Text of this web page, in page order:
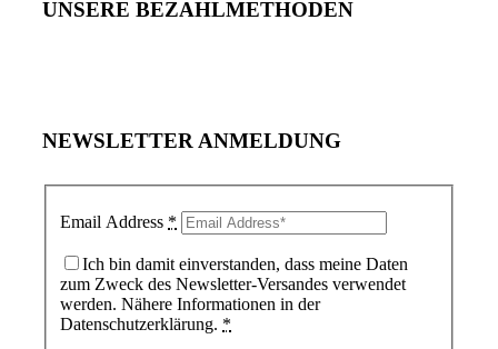
UNSERE BEZAHLMETHODEN
NEWSLETTER ANMELDUNG
Email Address *
Ich bin damit einverstanden, dass meine Daten
zum Zweck des Newsletter-Versandes verwendet
werden. Nähere Informationen in der
Datenschutzerklärung. *